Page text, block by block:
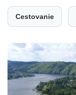
Cestovanie